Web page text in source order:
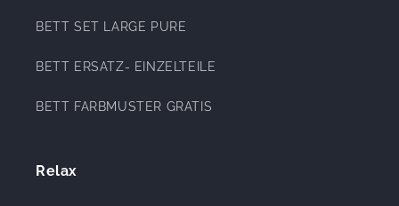
BETT SET LARGE PURE
BETT ERSATZ- EINZELTEILE
BETT FARBMUSTER GRATIS
Relax